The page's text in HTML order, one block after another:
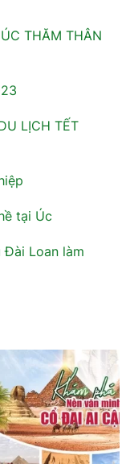
THĂM THÂN
LỊCH TẾT
tại Úc
Loan làm